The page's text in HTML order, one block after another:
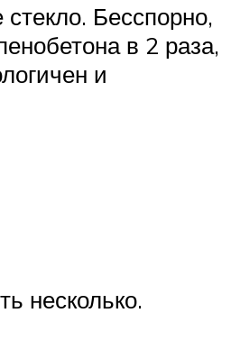
Бесспорно,
в 2 раза,
и
несколько.